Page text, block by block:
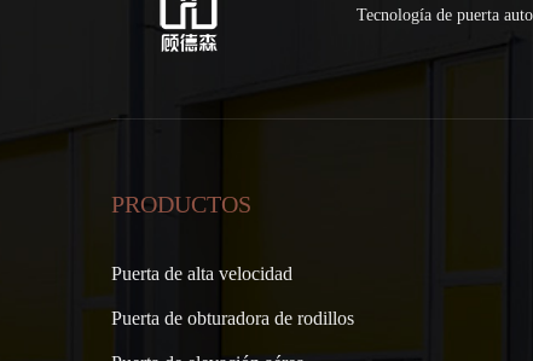
Tecnología de puerta
PRODUCTOS
Puerta de alta velocidad
Puerta de obturadora de rodillos